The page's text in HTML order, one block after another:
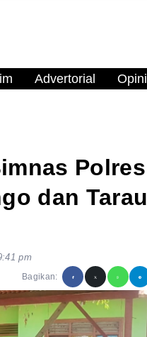
Advertorial Opini
Polres
dan Tarau
pm
Bagikan: